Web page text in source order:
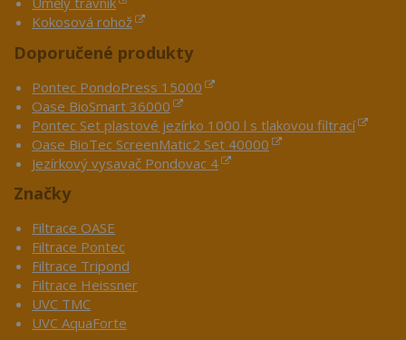
Kokosová rohož
Doporučené produkty
Pontec PondoPress 15000
Oase BioSmart 36000
Pontec Set plastové jezírko 1000 l s tlakovou filtrací
Oase BioTec ScreenMatic2 Set 40000
Jezírkový vysavač Pondovac 4
Značky
Filtrace OASE
Filtrace Pontec
Filtrace Tripond
Filtrace Heissner
UVC TMC
UVC AquaForte